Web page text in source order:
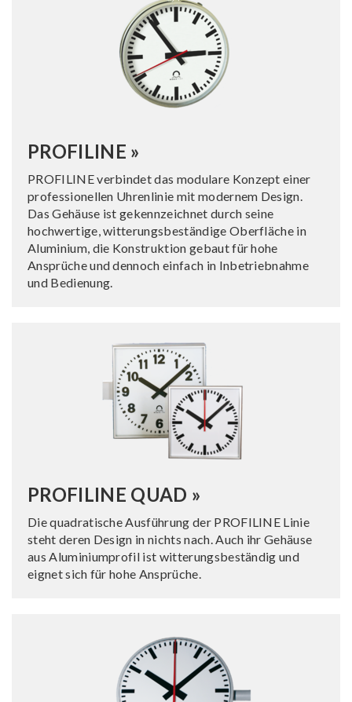
PROFILINE »
PROFILINE verbindet das modulare Konzept einer
professionellen Uhrenlinie mit modernem Design.
Das Gehäuse ist gekennzeichnet durch seine
hochwertige, witterungsbeständige Oberfläche in
Aluminium, die Konstruktion gebaut für hohe
Ansprüche und dennoch einfach in Inbetriebnahme
und Bedienung.
PROFILINE QUAD »
Die quadratische Ausführung der PROFILINE Linie
steht deren Design in nichts nach. Auch ihr Gehäuse
aus Aluminiumprofil ist witterungsbeständig und
eignet sich für hohe Ansprüche.